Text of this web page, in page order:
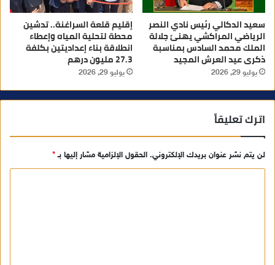
سعيد الدكالي رئيس نادي النصر
الرياضي المراكشي يهنئ جلالة
الملك محمد السادس بمناسبة
ذكرى عيد العرش المجيد
يوليو 29, 2026
إقليم قلعة السراغنة.. تدشين
محطة لتحلية المياه وإعطاء
انطلاقة بناء إعداديتين بكلفة
27.3 مليون درهم
يوليو 29, 2026
اترك تعليقاً
لن يتم نشر عنوان بريدك الإلكتروني. الحقول الإلزامية مشار إليها بـ*